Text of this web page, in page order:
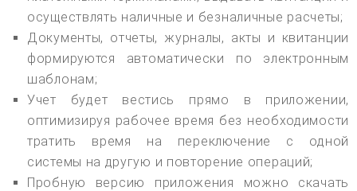
осуществлять наличные и безналичные расчеты;
Документы, отчеты, журналы, акты и квитанции
формируются автоматически по электронным
шаблонам;
Учет будет вестись прямо в приложении,
оптимизируя рабочее время без необходимости
тратить время на переключение с одной
системы на другую и повторение операций;
Пробную версию приложения можно скачать